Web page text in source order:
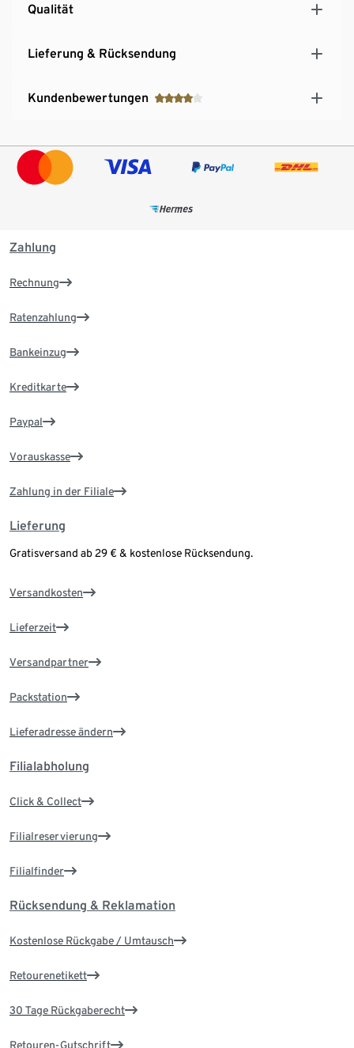
Qualität
Lieferung & Rücksendung
Kundenbewertungen
Zahlung
Rechnung
Ratenzahlung
Bankeinzug
Kreditkarte
Paypal
Vorauskasse
Zahlung in der Filiale
Lieferung
Gratisversand ab 29 € & kostenlose Rücksendung.
Versandkosten
Lieferzeit
Versandpartner
Packstation
Lieferadresse ändern
Filialabholung
Click & Collect
Filialreservierung
Filialfinder
Rücksendung & Reklamation
Kostenlose Rückgabe / Umtausch
Retourenetikett
30 Tage Rückgaberecht
Retouren-Gutschrift